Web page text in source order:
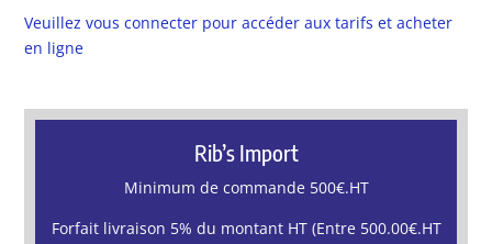
Veuillez vous connecter pour accéder aux tarifs et acheter
en ligne
Rib’s Import
Minimum de commande 500€.HT
Forfait livraison 5% du montant HT (Entre 500.00€.HT